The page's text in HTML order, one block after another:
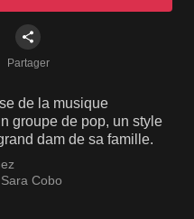
Partager
de la musique
groupe de pop, un style
dam de sa famille.
Sara Cobo